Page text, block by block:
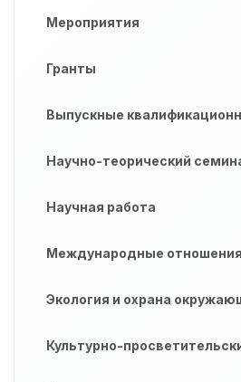
Мероприятия
Гранты
Выпускные
Научно-теорический
Научная работа
Международные отношения
Экология и охрана
Культурно-